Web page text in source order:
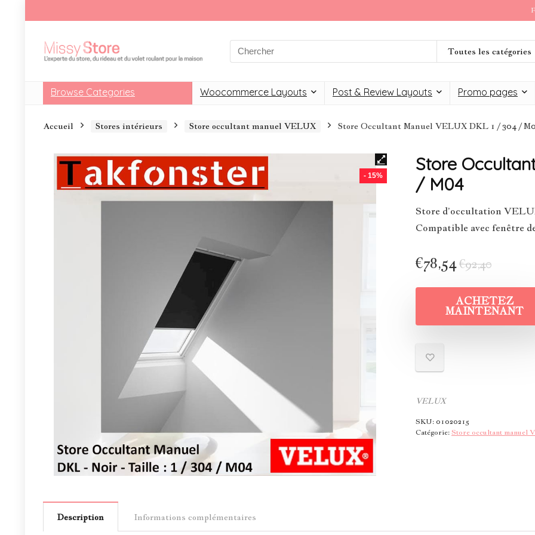
Toutes les catégories
Browse Categories Woocommerce Layouts Post & Review Layouts Promo pages
Accueil Stores intérieurs Store occultant manuel VELUX Store Occultant Manuel VELUX DKL 1 / 304 /
- 15%
Store
/ M04
Store d’occultation
Compatible avec fenêtre
€92,40
€78,54
ACHETEZ
MAINTENANT
VELUX
SKU:01020215
Catégorie:Store occultant manuel
Description Informations complémentaires